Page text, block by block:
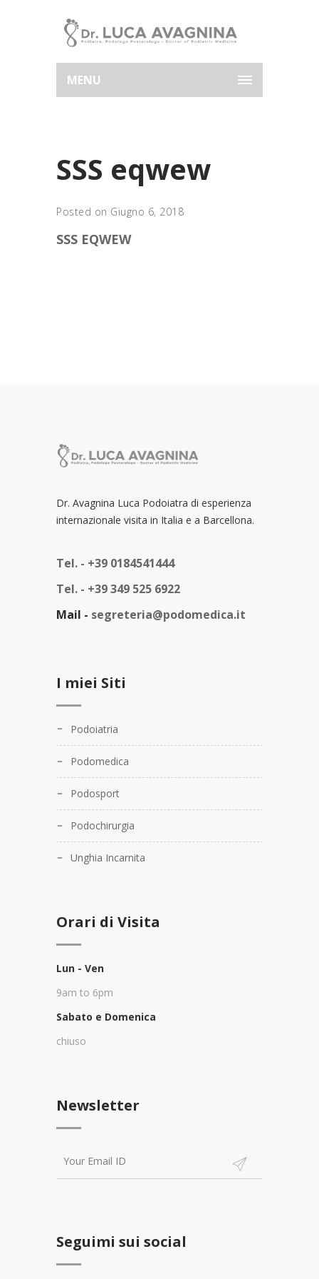
MENU
SSS eqwew
Posted on Giugno 6, 2018
SSS EQWEW
Dr. Avagnina Luca Podoiatra di esperienza
internazionale visita in Italia e a Barcellona.
Tel. - +39 0184541444
Tel. - +39 349 525 6922
Mail - segreteria@podomedica.it
I miei Siti
Podoiatria
Podomedica
Podosport
Podochirurgia
Unghia Incarnita
Orari di Visita
Lun - Ven
9am to 6pm
Sabato e Domenica
chiuso
Newsletter
Seguimi sui social